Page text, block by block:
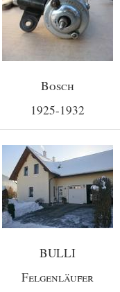
Bosch
1925-1932
BULLI
Felgenläufer